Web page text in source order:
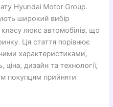
Hyundai Motor Group.
широкий вибір
люкс автомобілів, що
Ця стаття порівнює
характеристиками,
ціна, дизайн та технології,
покупцям прийняти